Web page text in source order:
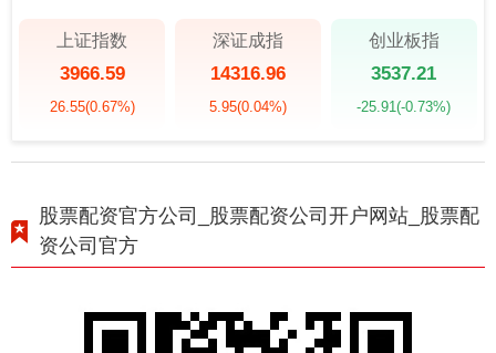
上证指数
3966.59
26.55(0.67%)
深证成指
14316.96
5.95(0.04%)
创业板指
3537.21
-25.91(-0.73%)
股票配资官方公司_股票配资公司开户网站_股票配
资公司官方